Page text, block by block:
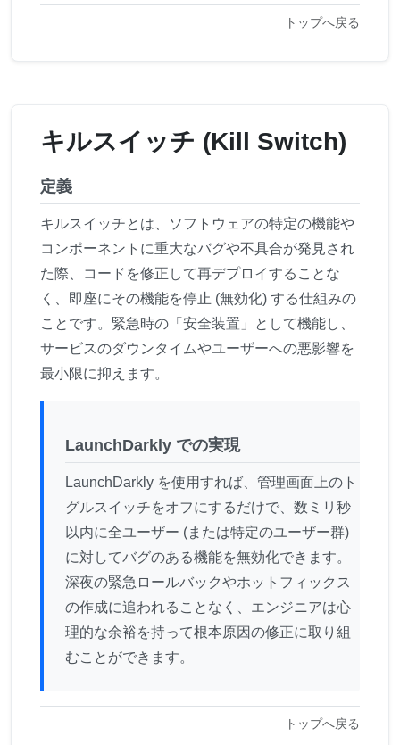
トップへ戻る
キルスイッチ (Kill Switch)
定義
キルスイッチとは、ソフトウェアの特定の機能や
コンポーネントに重大なバグや不具合が発見され
た際、コードを修正して再デプロイすることな
く、即座にその機能を停止 (無効化) する仕組みの
ことです。緊急時の「安全装置」として機能し、
サービスのダウンタイムやユーザーへの悪影響を
最小限に抑えます。
LaunchDarkly での実現
LaunchDarkly を使用すれば、管理画面上のト
グルスイッチをオフにするだけで、数ミリ秒
以内に全ユーザー (または特定のユーザー群)
に対してバグのある機能を無効化できます。
深夜の緊急ロールバックやホットフィックス
の作成に追われることなく、エンジニアは心
理的な余裕を持って根本原因の修正に取り組
むことができます。
トップへ戻る